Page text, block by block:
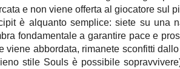
e non viene offerta al giocatore sul
è alquanto semplice: siete su una
fondamentale a garantire pace e
viene abbordata, rimanete sconfitti
stile Souls è possibile